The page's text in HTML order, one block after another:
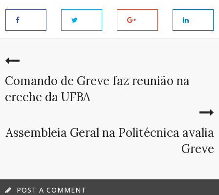
Comando de Greve faz reunião na
creche da UFBA
Assembleia Geral na Politécnica avalia
Greve
POST A COMMENT